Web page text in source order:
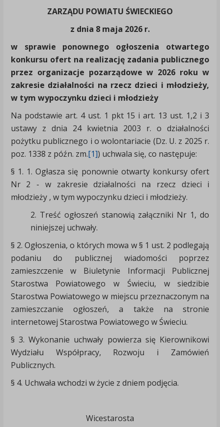
ZARZĄDU POWIATU ŚWIECKIEGO
z dnia 8 maja 2026 r.
w sprawie ponownego ogłoszenia otwartego
konkursu ofert na realizację zadania publicznego
przez organizacje pozarządowe w 2026 roku w
zakresie działalności na rzecz dzieci i młodzieży,
w tym wypoczynku dzieci i młodzieży
Na podstawie art. 4 ust. 1 pkt 15 i art. 13 ust. 1,2 i 3
ustawy z dnia 24 kwietnia 2003 r. o działalności
pożytku publicznego i o wolontariacie (Dz. U. z 2025 r.
poz. 1338 z późn. zm.[1]) uchwala się, co następuje:
§ 1. 1. Ogłasza się ponownie otwarty konkursy ofert
Nr 2 - w zakresie działalności na rzecz dzieci i
młodzieży , w tym wypoczynku dzieci i młodzieży.
2. Treść ogłoszeń stanowią załączniki Nr 1, do
niniejszej uchwały.
§ 2. Ogłoszenia, o których mowa w § 1 ust. 2 podlegają
podaniu do publicznej wiadomości poprzez
zamieszczenie w Biuletynie Informacji Publicznej
Starostwa Powiatowego w Świeciu, w siedzibie
Starostwa Powiatowego w miejscu przeznaczonym na
zamieszczanie ogłoszeń, a także na stronie
internetowej Starostwa Powiatowego w Świeciu.
§ 3. Wykonanie uchwały powierza się Kierownikowi
Wydziału Współpracy, Rozwoju i Zamówień
Publicznych.
§ 4. Uchwała wchodzi w życie z dniem podjęcia.
Wicestarosta